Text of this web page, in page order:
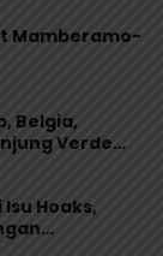
Mamberamo-
Belgia,
Verde
Hoaks,